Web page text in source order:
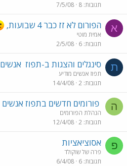
תגובות 8
7/5/08
א הפורום לא זז כבר 4 שבועות,
אמית מוטי
תגובות 6
2/5/08
ת סינגלים והצגות ב-תפוז אנשים
תפוז אנשים מודיע
תגובות 2
14/4/08
ה פורומים חדשים בתפוז אנשים
הנהלת הפורומים
תגובות 2
12/4/08
פ אסוציאציות
פרה של שוקולד
תגובות 6
6/4/08